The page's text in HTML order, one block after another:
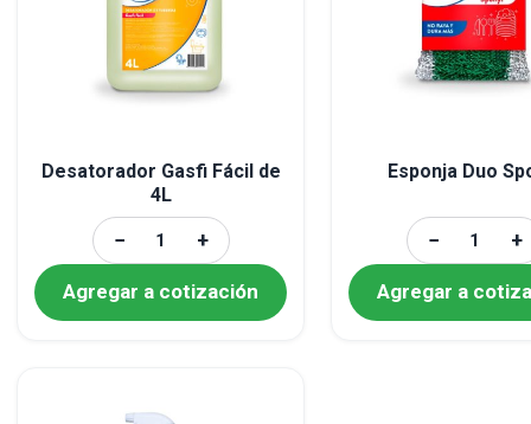
Desatorador Gasfi Fácil de
4L
− +
Agregar a cotización
Esponja Duo
− +
Agregar a